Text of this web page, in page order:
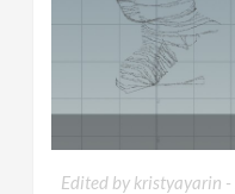
Edited by kristyayarin -